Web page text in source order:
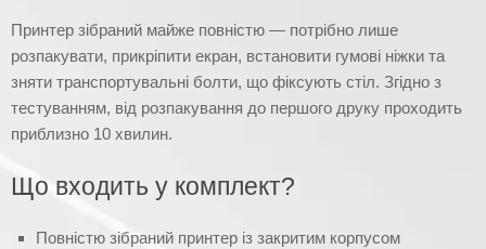
Принтер зібраний майже повністю — потрібно лише
розпакувати, прикріпити екран, встановити гумові ніжки та
зняти транспортувальні болти, що фіксують стіл. Згідно з
тестуванням, від розпакування до першого друку проходить
приблизно 10 хвилин.
Що входить у комплект?
Повністю зібраний принтер із закритим корпусом